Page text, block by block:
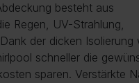
besteht aus
Regen, UV-Strahlung,
der dicken Isolierung
schneller die
sparen. Verstärkte